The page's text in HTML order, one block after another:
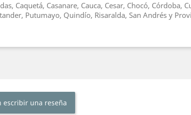
Caquetá, Casanare, Cauca, Cesar, Chocó, Córdoba,
Putumayo, Quindío, Risaralda, San Andrés y
escribir una reseña